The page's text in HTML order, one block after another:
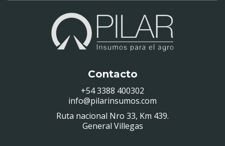
Contacto
+54 3388 400302
info@pilarinsumos.com
Ruta nacional Nro 33, Km 439.
General Villegas